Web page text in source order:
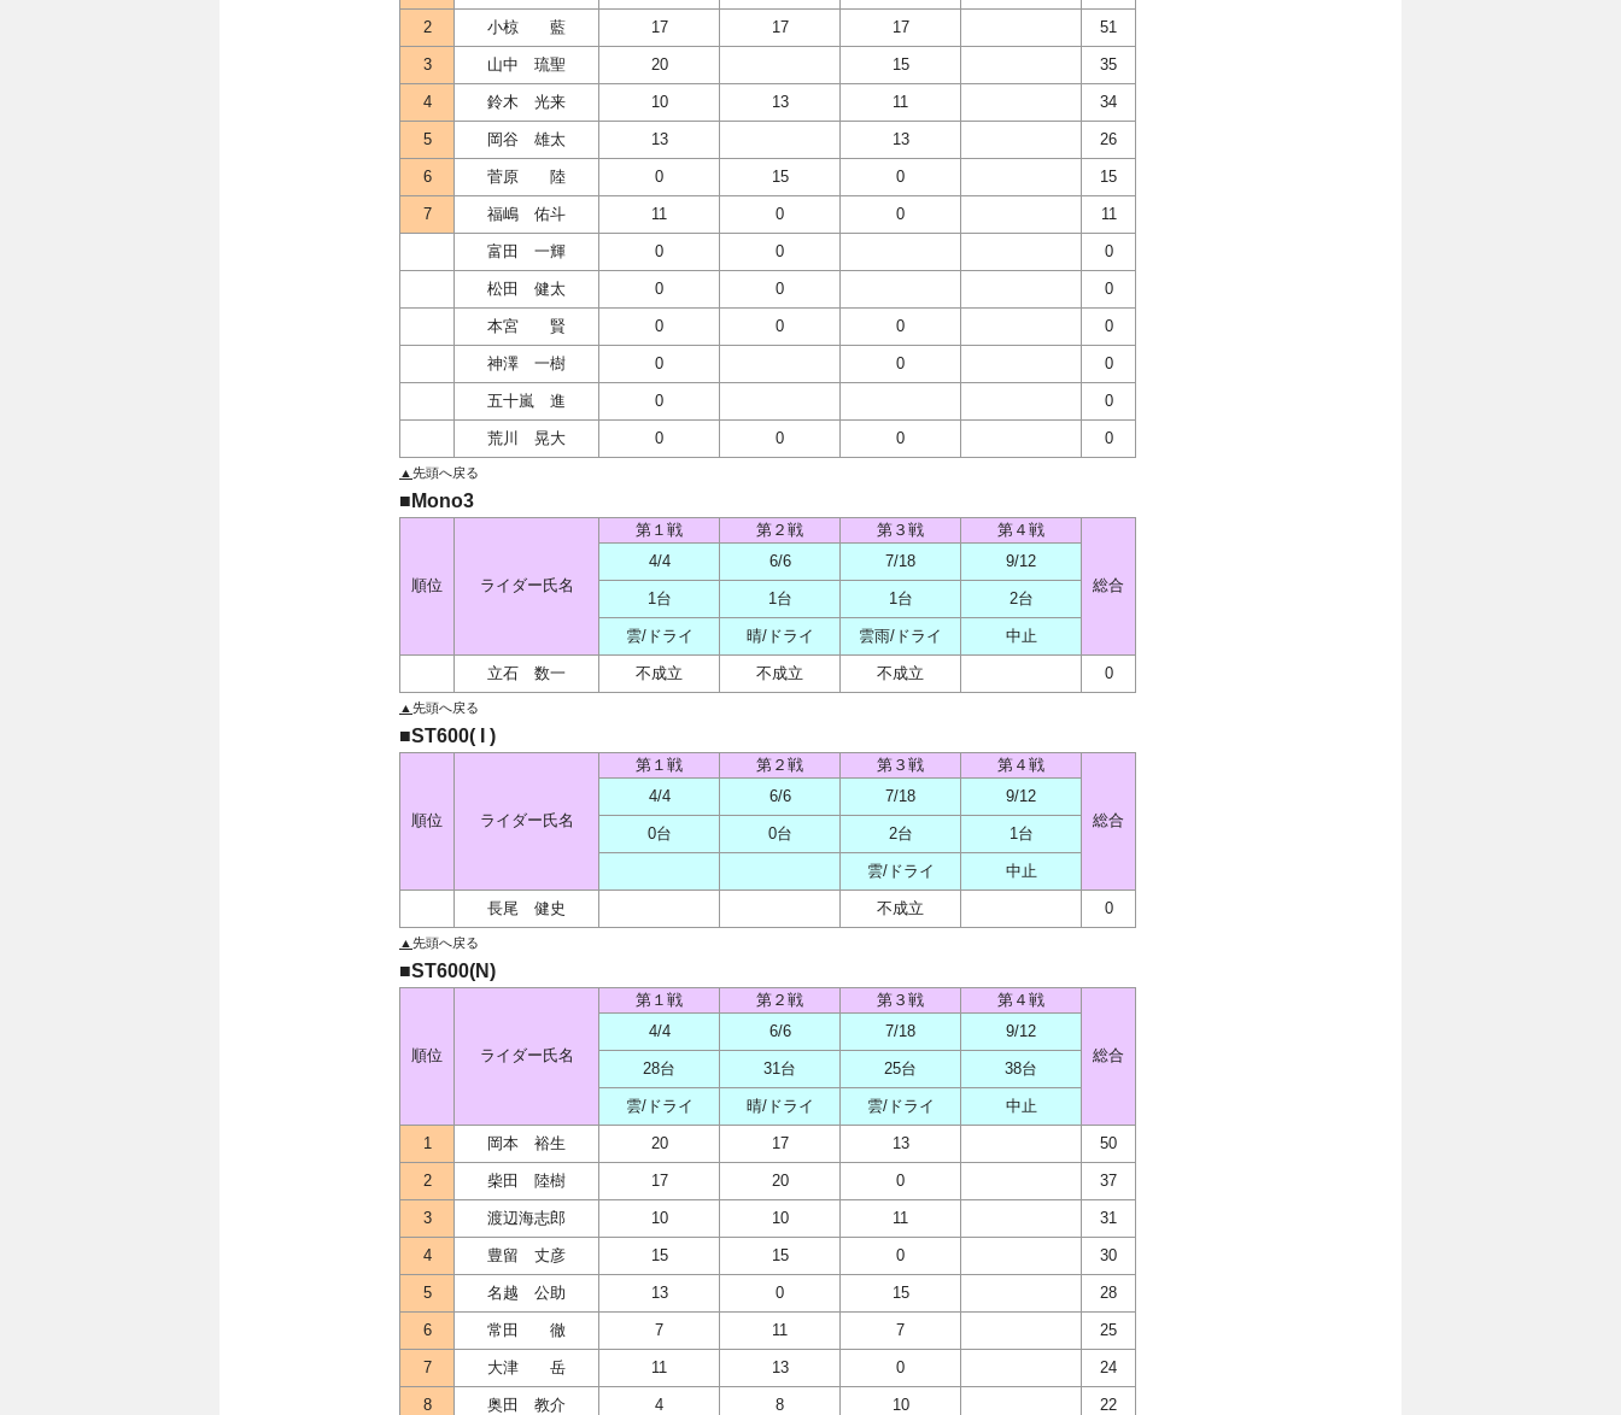
2 小椋 藍 17 17 17 51
3 山中 琉聖 20 15 35
4 鈴木 光来 10 13 11 34
5 岡谷 雄太 13 13 26
6 菅原 陸 0 15 0 15
7 福嶋 佑斗 11 0 0 11
富田 一輝 0 0 0
松田 健太 0 0 0
本宮 賢 0 0 0 0
神澤 一樹 0 0 0
五十嵐 進 0 0
荒川 晃大 0 0 0 0
▲ 先頭へ戻る
■Mono3
順位 ライダー氏名
第１戦 第２戦 第３戦 第４戦
総合
4/4 6/6 7/18 9/12
1台 1台 1台 2台
雲/ドライ 晴/ドライ 雲雨/ドライ 中止
立石 数一 不成立 不成立 不成立 0
▲ 先頭へ戻る
■ST600( I )
順位 ライダー氏名
第１戦 第２戦 第３戦 第４戦
総合
4/4 6/6 7/18 9/12
0台 0台 2台 1台
雲/ドライ 中止
長尾 健史 不成立 0
▲ 先頭へ戻る
■ST600(N)
順位 ライダー氏名
第１戦 第２戦 第３戦 第４戦
総合
4/4 6/6 7/18 9/12
28台 31台 25台 38台
雲/ドライ 晴/ドライ 雲/ドライ 中止
1 岡本 裕生 20 17 13 50
2 柴田 陸樹 17 20 0 37
3 渡辺海志郎 10 10 11 31
4 豊留 丈彦 15 15 0 30
5 名越 公助 13 0 15 28
6 常田 徹 7 11 7 25
7 大津 岳 11 13 0 24
8 奥田 教介 4 8 10 22